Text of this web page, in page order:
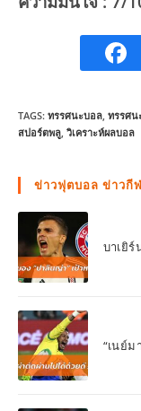
TAGS: ทรรศนะบอล, ทรรศ
สปอร์ตพลู, วิเคราะห์ผลบอล
ข่าวฟุตบอล ข่าวกี
บาเยิ
“เนย์